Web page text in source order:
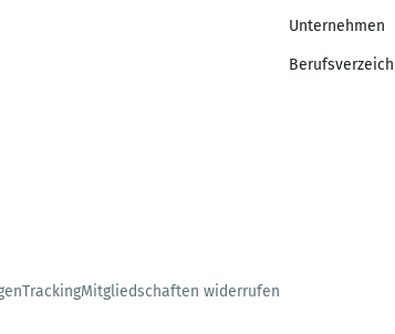
Unternehmen
TrackingMitgliedschaften widerrufen